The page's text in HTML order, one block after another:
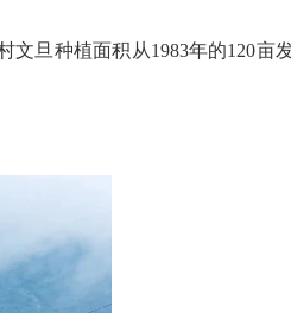
旦种植面积从1983年的120亩